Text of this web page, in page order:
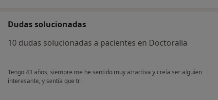
Dudas solucionadas
10 dudas solucionadas a pacientes en Doctoralia
Tengo 43 años, siempre me he sentido muy atractiva y creía ser alguien
interesante, y sentía que tri